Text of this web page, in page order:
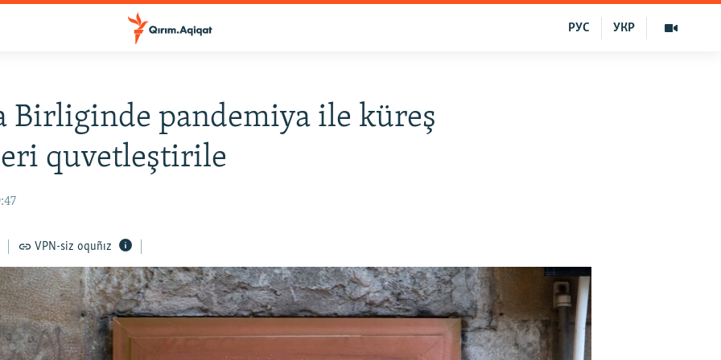
УКР
РУС
Birliginde pandemiya ile küreş
quvetleştirile
VPN-siz oquñız